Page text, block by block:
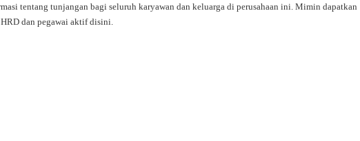
tentang tunjangan bagi seluruh karyawan dan keluarga di perusahaan ini. Mimin dapatkan
dan pegawai aktif disini.